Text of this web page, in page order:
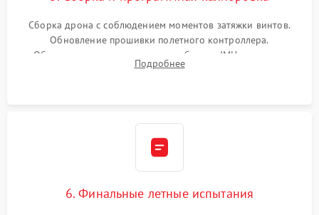
Сборка дрона с соблюдением моментов затяжки винтов.
Обновление прошивки полетного контроллера.
Обязательная программная калибровка IMU-сенсоров,
компаса, датчиков позиционирования и горизонта подвеса
Подробнее
6. Финальные летные испытания